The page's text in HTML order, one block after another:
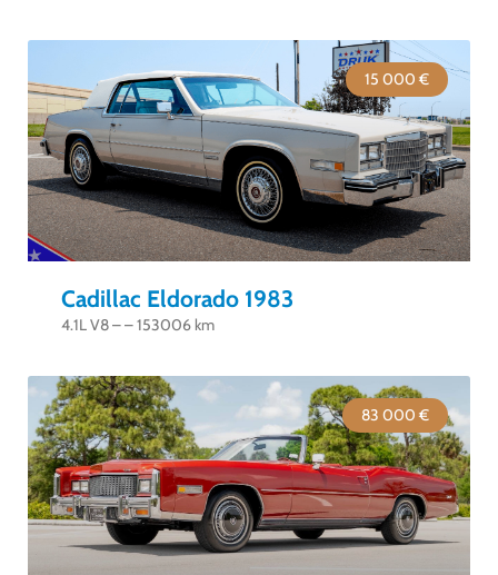
15 000 €
Cadillac Eldorado 1983
4.1L V8 – – 153006 km
83 000 €